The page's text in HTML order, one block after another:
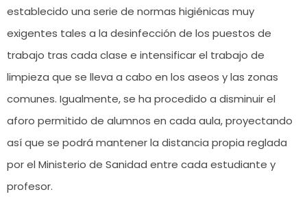
establecido una serie de normas higiénicas muy
exigentes tales a la desinfección de los puestos de
trabajo tras cada clase e intensificar el trabajo de
limpieza que se lleva a cabo en los aseos y las zonas
comunes. Igualmente, se ha procedido a disminuir el
aforo permitido de alumnos en cada aula, proyectando
así que se podrá mantener la distancia propia reglada
por el Ministerio de Sanidad entre cada estudiante y
profesor.